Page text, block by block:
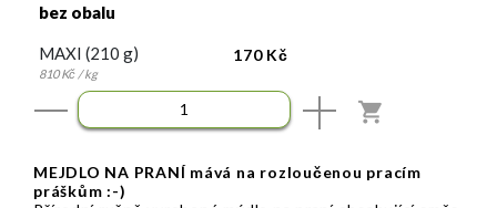
bez obalu
MAXI (210 g)
810 Kč / kg
170 Kč
MEJDLO NA PRANÍ mává na rozloučenou pracím
práškům :-)